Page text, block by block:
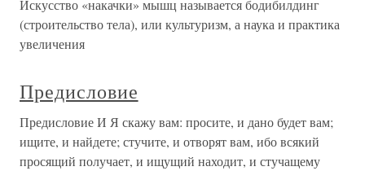
Искусство «накачки» мышц называется бодибилдинг
(строительство тела), или культуризм, а наука и практика
увеличения
Предисловие
Предисловие И Я скажу вам: просите, и дано будет вам;
ищите, и найдете; стучите, и отворят вам, ибо всякий
просящий получает, и ищущий находит, и стучащему